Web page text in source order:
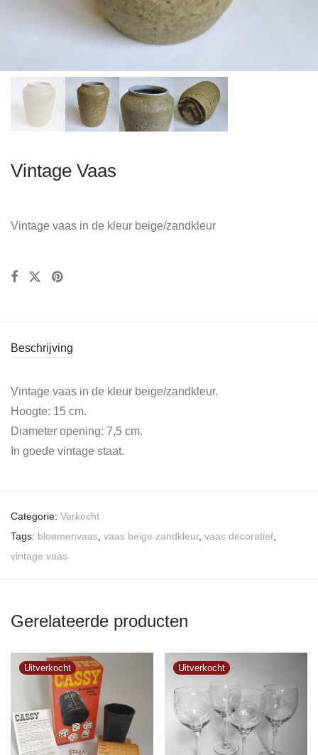
Vintage Vaas
Vintage vaas in de kleur beige/zandkleur
Beschrijving
Vintage vaas in de kleur beige/zandkleur.
Hoogte: 15 cm.
Diameter opening: 7,5 cm.
In goede vintage staat.
Categorie: Verkocht
Tags: bloemenvaas vaas beige zandkleur, vaas decoratief
vintage vaas
Gerelateerde producten